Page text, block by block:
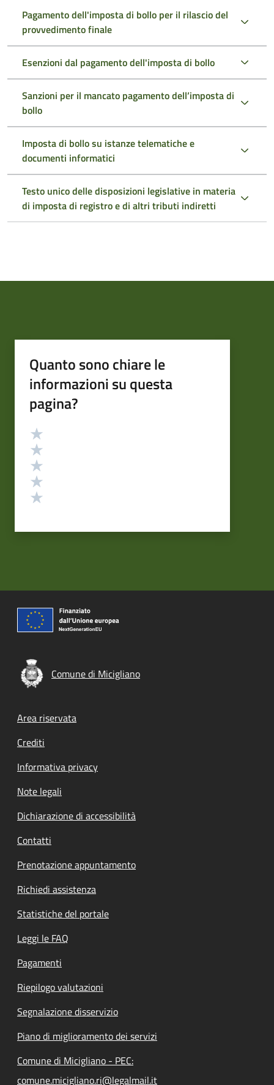
Pagamento dell'imposta di bollo per il rilascio del
provvedimento finale
Esenzioni dal pagamento dell'imposta di bollo
Sanzioni per il mancato pagamento dell’imposta di
bollo
Imposta di bollo su istanze telematiche e
documenti informatici
Testo unico delle disposizioni legislative in materia
di imposta di registro e di altri tributi indiretti
Quanto sono chiare le
informazioni su questa
pagina?
Valutazione
Comune di Micigliano
Footer menu
Area riservata
Crediti
Informativa privacy
Note legali
Dichiarazione di accessibilità
Contatti
Prenotazione appuntamento
Richiedi assistenza
Statistiche del portale
Leggi le FAQ
Pagamenti
Riepilogo valutazioni
Segnalazione disservizio
Piano di miglioramento dei servizi
Comune di Micigliano - PEC:
comune.micigliano.ri@legalmail.it